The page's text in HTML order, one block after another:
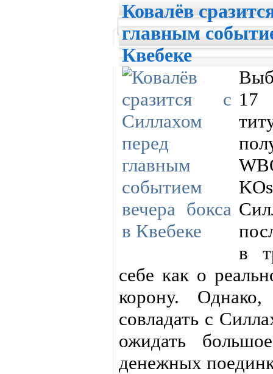
Ковалёв
главным
Квебеке
17
в
себе как о
корону.
совладать с
ожидать
денежных